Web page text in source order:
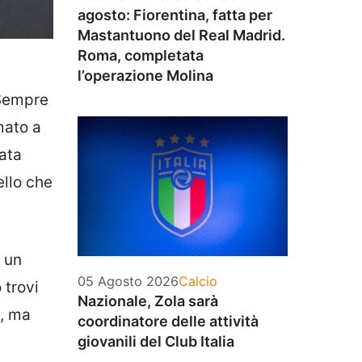
a
che
trovi
ma
agosto: Fiorentina, fatta per
Mastantuono del Real Madrid.
Roma, completata
l’operazione Molina
05 Agosto 2026Categorie
Calcio
Nazionale, Zola sarà
coordinatore delle attività
giovanili del Club Italia